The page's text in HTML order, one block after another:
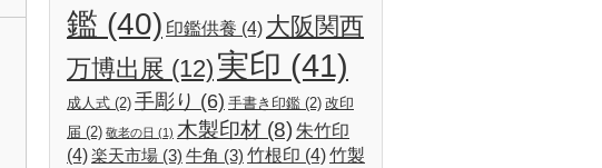
鑑 (40) 印鑑供養 (4) 大阪関西
万博出展 (12) 実印 (41)
成人式 (2) 手彫り (6) 手書き印鑑 (2) 改印
届 (2) 敬老の日 (1) 木製印材 (8)朱竹印
(4)楽天市場 (3) 牛角 (3) 竹根印 (4)竹製